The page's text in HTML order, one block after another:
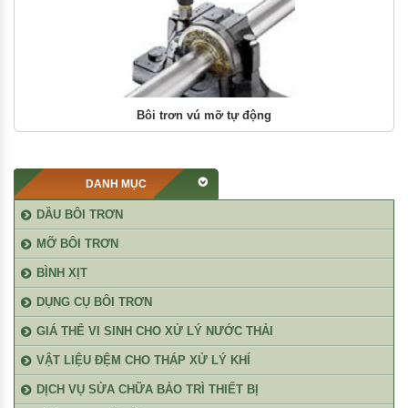
Bôi trơn vú mỡ tự động
DANH MỤC
DẦU BÔI TRƠN
MỠ BÔI TRƠN
BÌNH XỊT
DỤNG CỤ BÔI TRƠN
GIÁ THỂ VI SINH CHO XỬ LÝ NƯỚC THẢI
VẬT LIỆU ĐỆM CHO THÁP XỬ LÝ KHÍ
DỊCH VỤ SỬA CHỮA BẢO TRÌ THIẾT BỊ